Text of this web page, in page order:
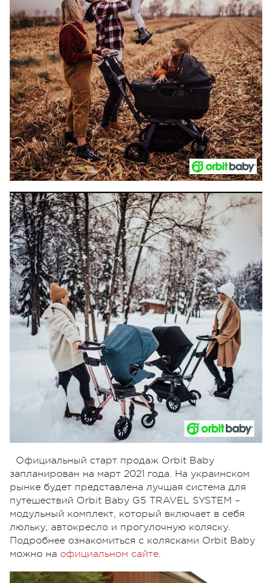
Официальный старт продаж Orbit Baby
запланирован на март 2021 года. На украинском
рынке будет представлена лучшая система для
путешествий Orbit Baby G5 TRAVEL SYSTEM –
модульный комплект, который включает в себя
люльку, автокресло и прогулочную коляску.
Подробнее ознакомиться с колясками Orbit Baby
можно на официальном сайте.